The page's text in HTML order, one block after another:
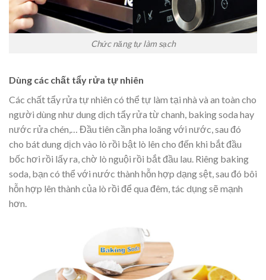
Chức năng tự làm sạch
Dùng các chất tẩy rửa tự nhiên
Các chất tẩy rửa tự nhiên có thể tự làm tại nhà và an toàn cho
người dùng như dung dịch tẩy rửa từ chanh, baking soda hay
nước rửa chén,… Đầu tiên cần pha loãng với nước, sau đó
cho bát dung dịch vào lò rồi bật lò lên cho đến khi bắt đầu
bốc hơi rồi lấy ra, chờ lò nguội rồi bắt đầu lau. Riêng baking
soda, bạn có thể với nước thành hỗn hợp dạng sệt, sau đó bôi
hỗn hợp lên thành của lò rồi để qua đêm, tác dụng sẽ mạnh
hơn.